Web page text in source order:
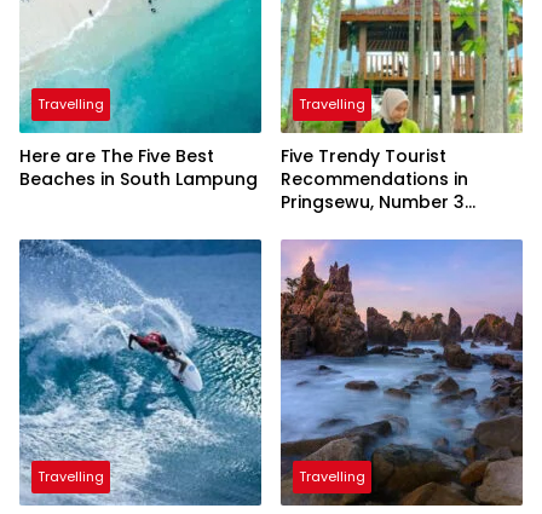
Travelling
Here are The Five Best
Beaches in South Lampung
Travelling
Five Trendy Tourist
Recommendations in
Pringsewu, Number 3
President
Travelling Travelling